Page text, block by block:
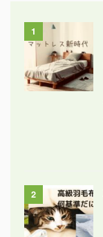
1
2